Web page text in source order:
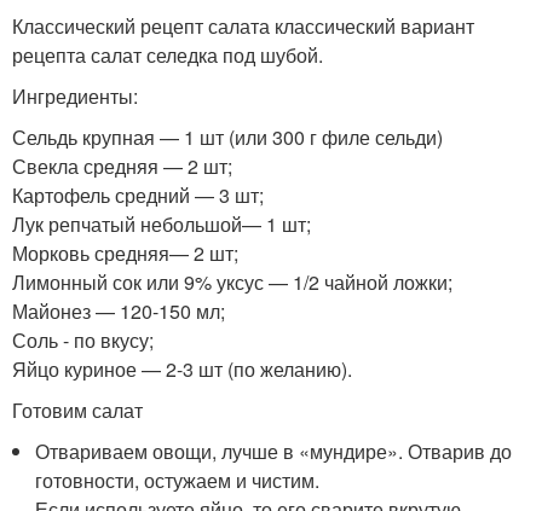
Классический рецепт салата классический вариант
рецепта салат селедка под шубой.
Ингредиенты:
Сельдь крупная — 1 шт (или 300 г филе сельди)
Свекла средняя — 2 шт;
Картофель средний — 3 шт;
Лук репчатый небольшой— 1 шт;
Морковь средняя— 2 шт;
Лимонный сок или 9% уксус — 1/2 чайной ложки;
Майонез — 120-150 мл;
Соль - по вкусу;
Яйцо куриное — 2-3 шт (по желанию).
Готовим салат
Отвариваем овощи, лучше в «мундире». Отварив до
готовности, остужаем и чистим.